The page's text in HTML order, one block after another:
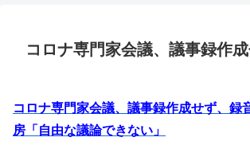
コロナ専門家会議、議事録作
コロナ専門家会議、議事録作成せず、録
房「自由な議論できない」